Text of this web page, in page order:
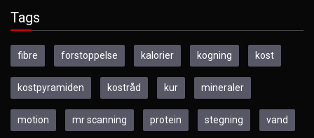
Tags
fibre forstoppelse kalorier kogning kost
kostpyramiden kostråd kur mineraler
motion mr scanning protein stegning vand